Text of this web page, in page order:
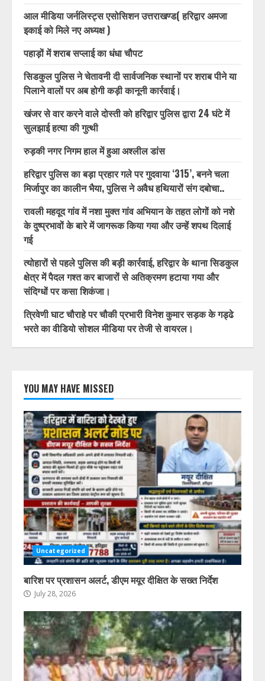
आल मीडिया जर्नलिस्ट्स एसोसिशन उत्तराखण्ड( हरिद्वार अमजा
इकाई को मिले नए अध्यक्ष )
पहाड़ों में शराब सप्लाई का धंधा चौपट
सिडकुल पुलिस ने चेतावनी दी सार्वजनिक स्थानों पर शराब पीने या
पिलाने वालों पर अब होगी कड़ी कानूनी कार्रवाई।
खंजर से वार करने वाले दोस्ती को हरिद्वार पुलिस द्वारा 24 घंटे में
सुलझाई हत्या की गुत्थी
रुड़की नगर निगम हाल में हुआ अश्लील डांस
हरिद्वार पुलिस का बड़ा प्रहार गले पर गुदवाया ‘315’, बनने चला
मिर्जापुर का कालीन भैया, पुलिस ने अवैध हथियारों संग दबोचा..
रावली महदूद गांव में नशा मुक्त गांव अभियान के तहत लोगों को नशे
के दुष्प्रभावों के बारे में जागरूक किया गया और उन्हें शपथ दिलाई
गई
त्योहारों से पहले पुलिस की बड़ी कार्रवाई, हरिद्वार के थाना सिडकुल
क्षेत्र में पैदल गश्त कर बाजारों से अतिक्रमण हटाया गया और
संदिग्धों पर कसा शिकंजा।
त्रिवेणी घाट चौराहे पर चौकी प्रभारी विनेश कुमार सड़क के गड्ढे
भरते का वीडियो सोशल मीडिया पर तेजी से वायरल।
YOU MAY HAVE MISSED
Uncategorized
बारिश पर प्रशासन अलर्ट, डीएम मयूर दीक्षित के सख्त निर्देश
July 28, 2026